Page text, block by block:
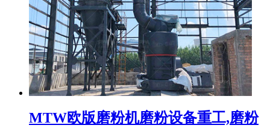
MTW欧版磨粉机磨粉设备重工,磨粉